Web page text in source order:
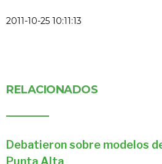
2011-10-25 10:11:13
RELACIONADOS
Debatieron sobre modelos
Punta Alta